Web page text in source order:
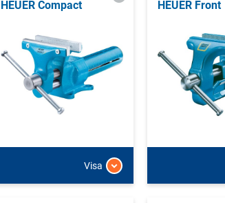
HEUER Compact
Visa
HEUER Front